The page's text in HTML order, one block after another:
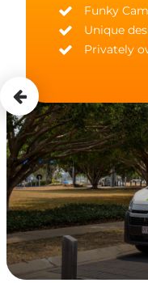
Funky
Unique
Privately